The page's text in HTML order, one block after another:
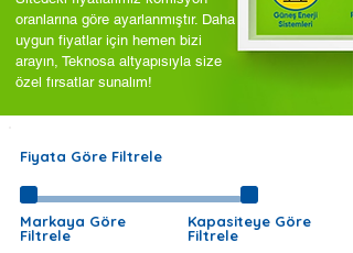
oranlarına göre ayarlanmıştır. Daha
uygun fiyatlar için hemen bizi
arayın, Teknosa altyapısıyla size
özel fırsatlar sunalım!
Fiyata Göre Filtrele
Markaya Göre
Filtrele
Kapasiteye Göre
Filtrele